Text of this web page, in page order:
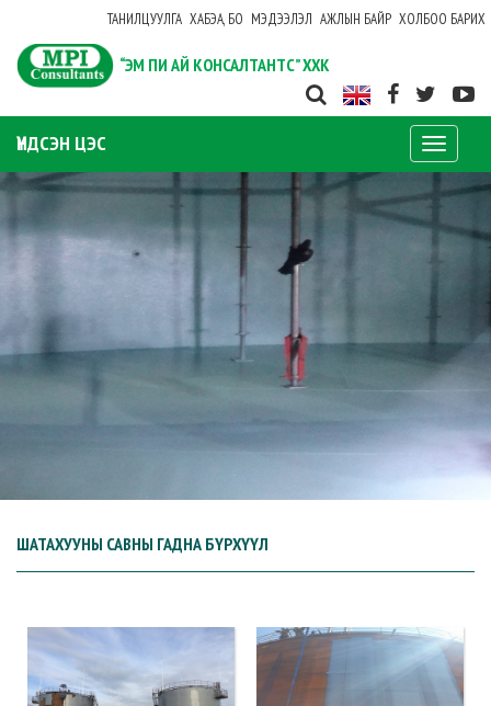
ТАНИЛЦУУЛГА ХАБЭА, БО МЭДЭЭЛЭЛ АЖЛЫН БАЙР ХОЛБОО БАРИХ
“ЭМ ПИ АЙ КОНСАЛТАНТС” ХХК
ҮНДСЭН ЦЭС
Toggle
ШАТАХУУНЫ САВНЫ ГАДНА БҮРХҮҮЛ